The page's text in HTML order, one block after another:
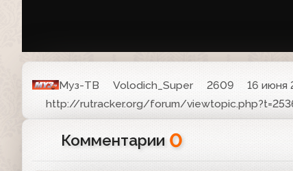
Муз-ТВ Volodich_Super 2609
16 июня
http://rutracker.org/forum/
Комментарии 0